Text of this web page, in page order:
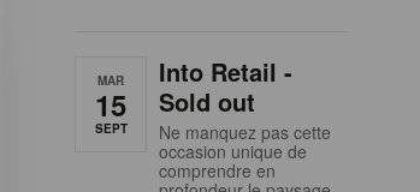
MAR
15
SEPT
Into Retail -
Sold out
Ne manquez pas cette
occasion unique de
comprendre en